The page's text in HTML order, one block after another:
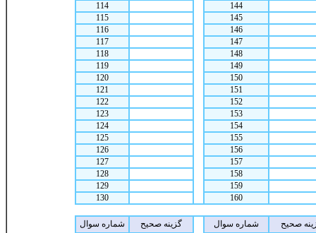
144
114
145
115
146
116
147
117
148
118
149
119
150
120
151
121
152
122
153
123
154
124
155
125
156
126
157
127
158
128
159
129
160
130
صحيح شماره سوال گزينه صحيح
شماره سوال